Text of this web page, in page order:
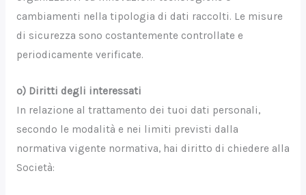
cambiamenti nella tipologia di dati raccolti. Le misure
di sicurezza sono costantemente controllate e
periodicamente verificate.
o) Diritti degli interessati
In relazione al trattamento dei tuoi dati personali,
secondo le modalità e nei limiti previsti dalla
normativa vigente normativa, hai diritto di chiedere alla
Società: